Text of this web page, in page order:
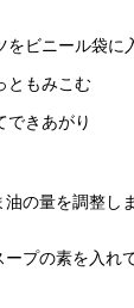
をビニール袋に
ともみこむ
できあがり
の量を調整し
プの素を入れ